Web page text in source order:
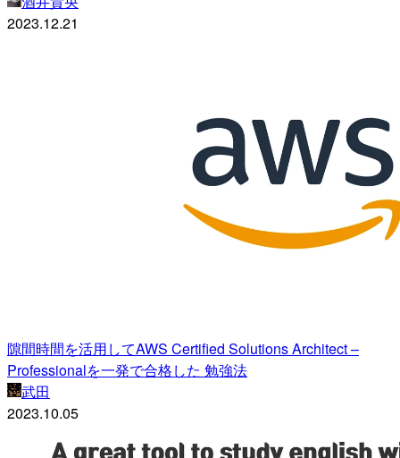
2023.12.21
隙間時間を活用してAWS Certified Solutions Architect –
Professionalを一発で合格した 勉強法
武田
2023.10.05